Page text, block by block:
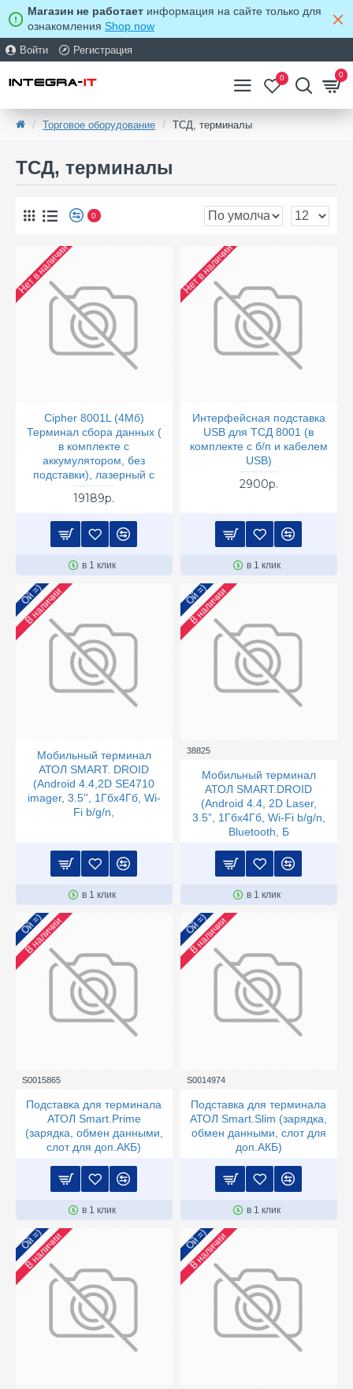
Магазин не работает информация на сайте только для
ознакомления Shop now
Войти Регистрация
0 0
Торговое оборудование ТСД, терминалы
ТСД, терминалы
0
Нет в наличии
Cipher 8001L (4Мб)
Терминал сбора данных (
в комплекте с
аккумулятором, без
подставки), лазерный с
19189р.
в 1 клик
Нет в наличии
Интерфейсная подставка
USB для ТСД 8001 (в
комплекте с б/п и кабелем
USB)
2900р.
в 1 клик
Ой =)
В наличии
Мобильный терминал
АТОЛ SMART. DROID
(Android 4.4,2D SE4710
imager, 3.5'', 1Гбх4Гб, Wi-
Fi b/g/n,
в 1 клик
Ой =)
В наличии
38825
Мобильный терминал
АТОЛ SMART.DROID
(Android 4.4, 2D Laser,
3.5”, 1Гбх4Гб, Wi-Fi b/g/n,
Bluetooth, Б
в 1 клик
Ой =)
В наличии
S0015865
Подставка для терминала
АТОЛ Smart.Prime
(зарядка, обмен данными,
слот для доп.АКБ)
в 1 клик
Ой =)
В наличии
S0014974
Подставка для терминала
АТОЛ Smart.Slim (зарядка,
обмен данными, слот для
доп.АКБ)
в 1 клик
Ой =)
В наличии Ой =)
В наличии